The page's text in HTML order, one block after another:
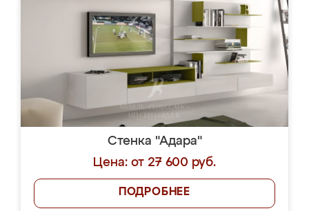
Стенка "Адара"
Цена: от 27 600 руб.
ПОДРОБНЕЕ